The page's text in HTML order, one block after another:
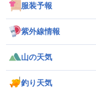
服装予報
紫外線情報
山の天気
釣り天気